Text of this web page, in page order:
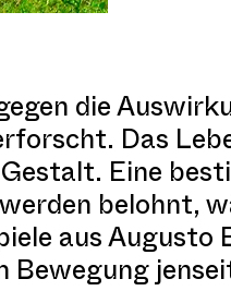
die
Das
Eine
belohnt,
aus Augusto
Bewegung